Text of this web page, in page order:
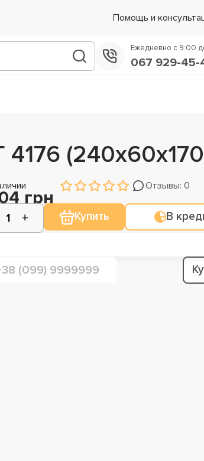
Помощь и
Ежедневно с 9:00
067 929-45-
Отзывы: 0
грн
Купить В